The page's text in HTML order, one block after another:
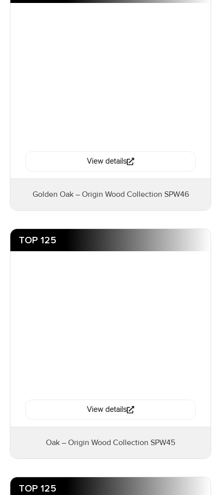
Ver detalles
Roble Dorado – Colección de Maderas Origin
TOP 125